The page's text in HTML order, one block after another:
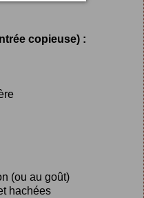
copieuse) :
(ou au goût)
hachées